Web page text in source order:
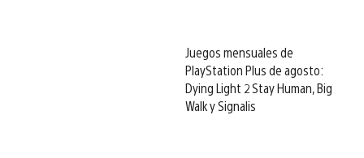
Juegos mensuales de
PlayStation Plus de agosto:
Dying Light 2 Stay Human, Big
Walk y Signalis